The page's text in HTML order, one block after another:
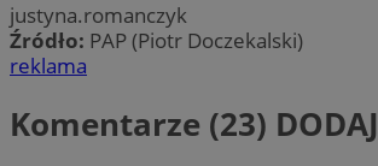
justyna.romanczyk
Źródło: PAP (Piotr Doczekalski)
reklama
Komentarze (23) DODAJ